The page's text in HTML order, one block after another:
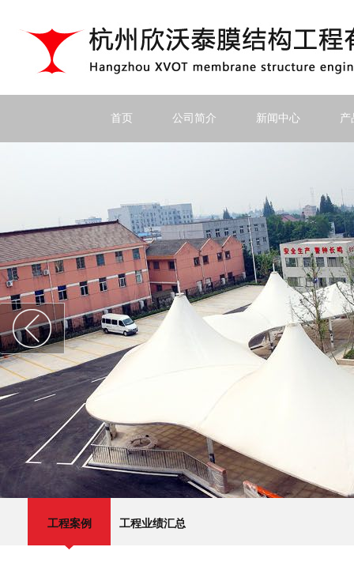
首页 公司简介 新闻中心 产
上一个
工程案例 工程业绩汇总